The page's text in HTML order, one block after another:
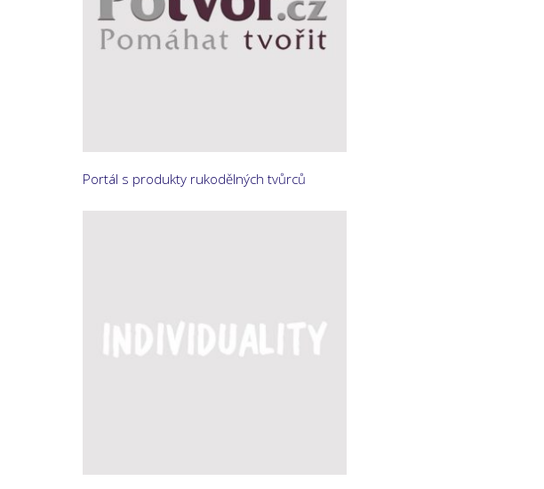
Portál s produkty rukodělných tvůrců